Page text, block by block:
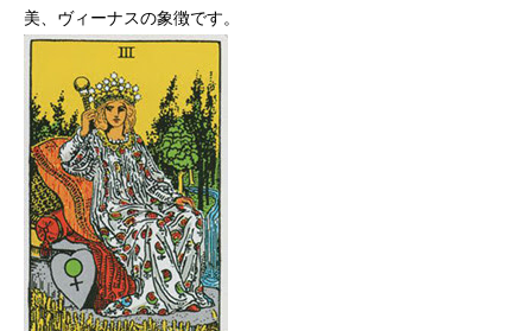
美、ヴィーナスの象徴です。